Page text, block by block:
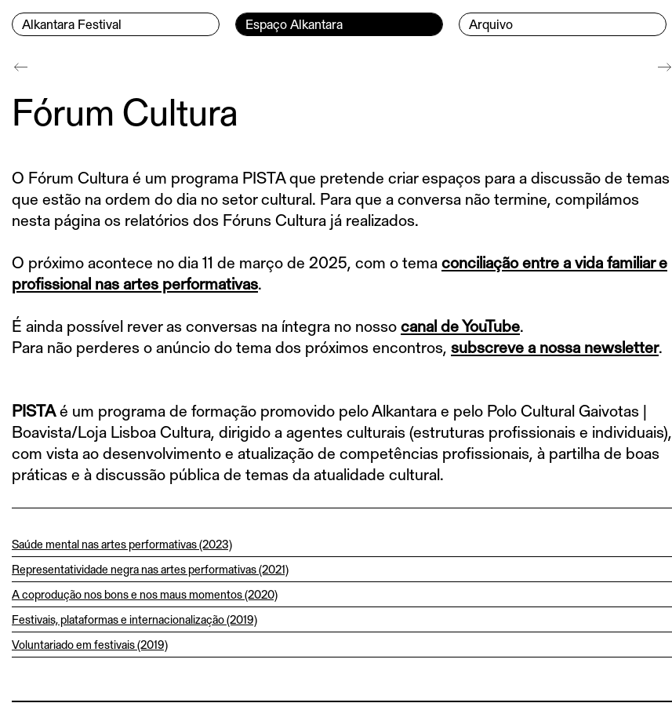
Menu Principal
Alkantara Festival Página currente:
Espaço Alkantara Arquivo
Conteúdo principal
Fórum Cultura
O Fórum Cultura é um programa PISTA que pretende criar espaços para a discussão de temas
que estão na ordem do dia no setor cultural. Para que a conversa não termine, compilámos
nesta página os relatórios dos Fóruns Cultura já realizados.
O próximo acontece no dia 11 de março de 2025, com o temaconciliação entre a vida familiar e
profissional nas artes performativas.
É ainda possível rever as conversas na íntegra no nossocanal de YouTube.
Para não perderes o anúncio do tema dos próximos encontros, subscreve a nossa newsletter.
PISTAé um programa de formação promovido pelo Alkantara e pelo Polo Cultural Gaivotas |
Boavista/Loja Lisboa Cultura, dirigido a agentes culturais (estruturas profissionais e individuais),
com vista ao desenvolvimento e atualização de competências profissionais, à partilha de boas
práticas e à discussão pública de temas da atualidade cultural.
Saúde mental nas artes performativas (2023)
Representatividade negra nas artes performativas (2021)
A coprodução nos bons e nos maus momentos (2020)
Festivais, plataformas e internacionalização (2019)
Voluntariado em festivais (2019)